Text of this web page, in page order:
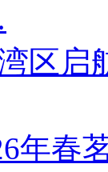
区
年春